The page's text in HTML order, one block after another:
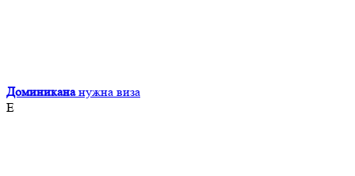
Доминикана нужна виза
Е